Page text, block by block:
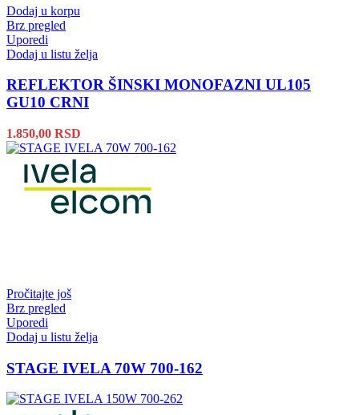
Dodaj u korpu
Brz pregled
Uporedi
Dodaj u listu želja
REFLEKTOR ŠINSKI MONOFAZNI UL105
GU10 CRNI
1.850,00 RSD
Pročitajte još
Brz pregled
Uporedi
Dodaj u listu želja
STAGE IVELA 70W 700-162